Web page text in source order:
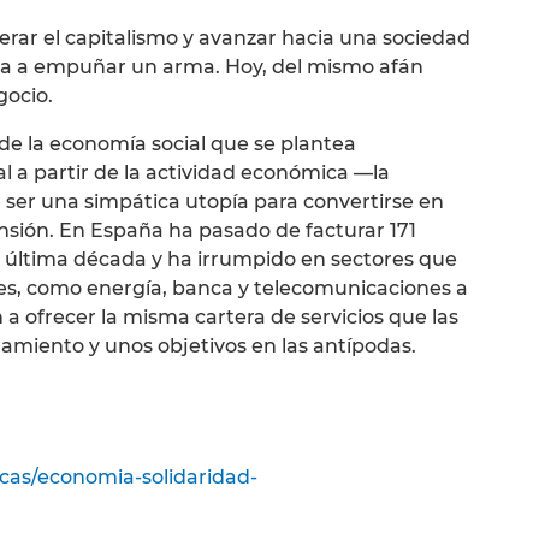
el capitalismo y avanzar hacia una sociedad
a empuñar un arma. Hoy, del mismo afán
la economía social que se plantea
a partir de la actividad económica —la
una simpática utopía para convertirse en
En España ha pasado de facturar 171
última década y ha irrumpido en sectores que
como energía, banca y telecomunicaciones a
ofrecer la misma cartera de servicios que las
y unos objetivos en las antípodas.
economia-solidaridad-